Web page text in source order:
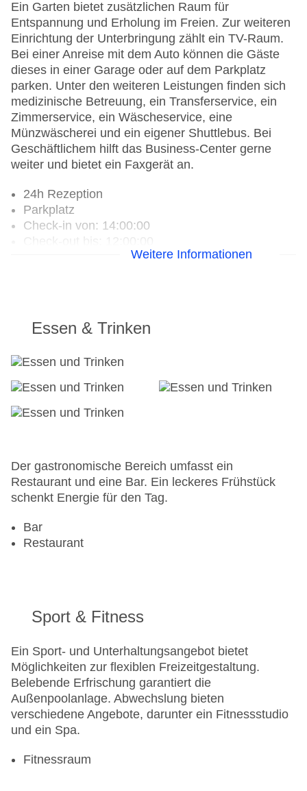
Ein Garten bietet zusätzlichen Raum für
Entspannung und Erholung im Freien. Zur weiteren
Einrichtung der Unterbringung zählt ein TV-Raum.
Bei einer Anreise mit dem Auto können die Gäste
dieses in einer Garage oder auf dem Parkplatz
parken. Unter den weiteren Leistungen finden sich
medizinische Betreuung, ein Transferservice, ein
Zimmerservice, ein Wäscheservice, eine
Münzwäscherei und ein eigener Shuttlebus. Bei
Geschäftlichem hilft das Business-Center gerne
weiter und bietet ein Faxgerät an.
24h Rezeption
Parkplatz
Check-in von: 14:00:00
Anzahl der Aufzüge: 1
Haustiere: gegen Gebühr
Zimmerservice
Gesamtanzahl der Zimmer: 27
Landeskategorie: 4 Sterne
Weitere Informationen
Essen & Trinken
Der gastronomische Bereich umfasst ein
Restaurant und eine Bar. Ein leckeres Frühstück
schenkt Energie für den Tag.
Bar
Restaurant
Sport & Fitness
Ein Sport- und Unterhaltungsangebot bietet
Möglichkeiten zur flexiblen Freizeitgestaltung.
Belebende Erfrischung garantiert die
Außenpoolanlage. Abwechslung bieten
verschiedene Angebote, darunter ein Fitnessstudio
und ein Spa.
Fitnessraum